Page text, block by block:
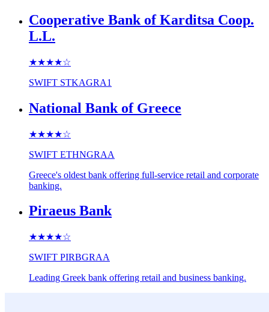
Cooperative Bank of Karditsa Coop.
L.L.
★★★★☆
SWIFT STKAGRA1
National Bank of Greece
★★★★☆
SWIFT ETHNGRAA
Greece's oldest bank offering full-service retail and corporate
banking.
Piraeus Bank
★★★★☆
SWIFT PIRBGRAA
Leading Greek bank offering retail and business banking.